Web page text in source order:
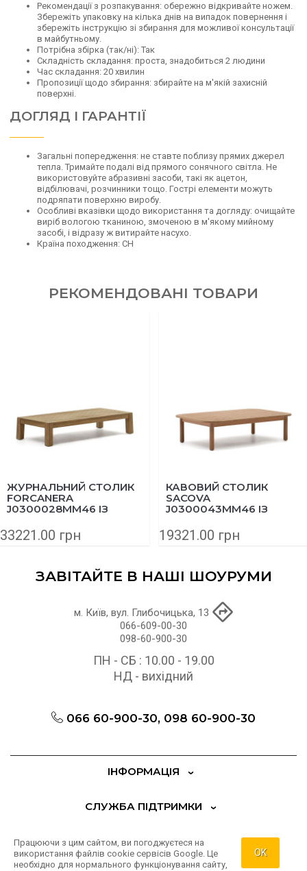
Рекомендації з розпакування: обережно відкривайте ножем.
Збережіть упаковку на кілька днів на випадок повернення і
збережіть інструкцію зі збирання для можливої консультації
в майбутньому.
Потрібна збірка (так/ні): Так
Складність складання: проста, знадобиться 2 людини
Час складання: 20 хвилин
Пропозиції щодо збирання: збирайте на м'якій захисній
поверхні.
ДОГЛЯД І ГАРАНТІЇ
Загальні попередження: не ставте поблизу прямих джерел
тепла. Тримайте подалі від прямого сонячного світла. Не
використовуйте абразивні засоби, такі як ацетон,
відбілювачі, розчинники тощо. Гострі елементи можуть
подряпати поверхню виробу.
Особливі вказівки щодо використання та догляду: очищайте
виріб вологою тканиною, змоченою в м'якому мийному
засобі, і відразу ж витирайте насухо.
Країна походження: СН
РЕКОМЕНДОВАНІ ТОВАРИ
ЖУРНАЛЬНИЙ СТОЛИК
FORCANERA
J0300028MM46 ІЗ
СМ
33221.00 грн
КАВОВИЙ СТОЛИК
SACOVA
J0300043MM46 ІЗ
140Х89 СМ
19321.00 грн
ЗАВІТАЙТЕ В НАШІ ШОУРУМИ
м. Київ, вул. Глибочицька, 13
066-609-00-30
098-60-900-30
ПН - СБ : 10.00 - 19.00
НД - вихідний
066 60-900-30, 098 60-900-30
ІНФОРМАЦІЯ
СЛУЖБА ПІДТРИМКИ
ДОДАТКОВО
Працюючи з цим сайтом, ви погоджуєтеся на
використання файлів cookie сервісів Google. Це
необхідно для нормального функціонування сайту,
OK